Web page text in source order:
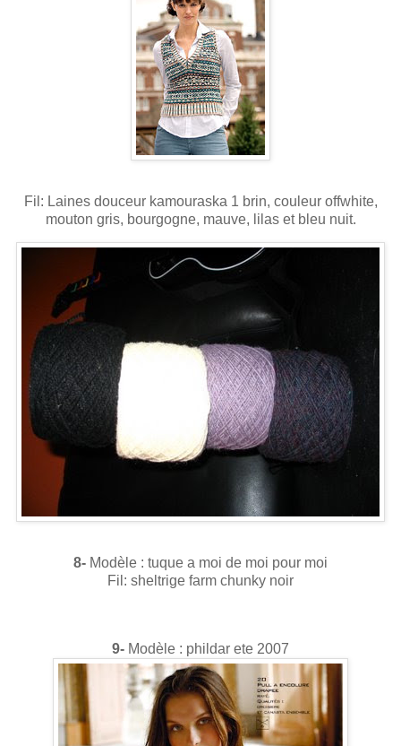
Fil: Laines douceur kamouraska 1 brin, couleur offwhite,
mouton gris, bourgogne, mauve, lilas et bleu nuit.
8- Modèle : tuque a moi de moi pour moi
Fil: sheltrige farm chunky noir
9- Modèle : phildar ete 2007